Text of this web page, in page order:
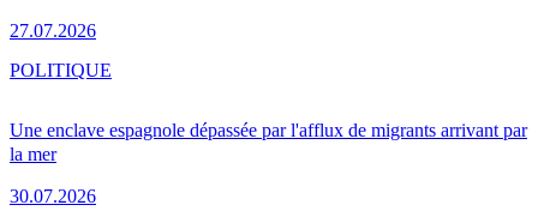
27.07.2026
Une enclave espagnole dépassée par l'afflux de migrants arrivant par
la mer
30.07.2026
POLITIQUE